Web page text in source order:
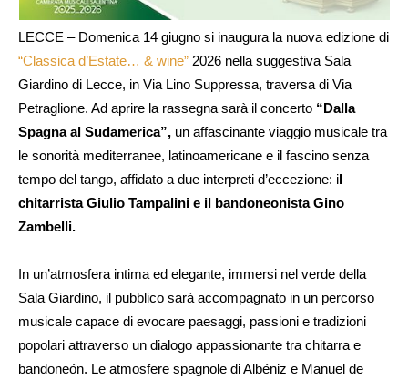
LECCE – Domenica 14 giugno si inaugura la nuova edizione di
“Classica d’Estate… & wine” 2026 nella suggestiva Sala
Giardino di Lecce, in Via Lino Suppressa, traversa di Via
Petraglione. Ad aprire la rassegna sarà il concerto “Dalla
Spagna al Sudamerica”, un affascinante viaggio musicale tra
le sonorità mediterranee, latinoamericane e il fascino senza
tempo del tango, affidato a due interpreti d’eccezione: il
chitarrista Giulio Tampalini e il bandoneonista Gino
Zambelli.
In un’atmosfera intima ed elegante, immersi nel verde della
Sala Giardino, il pubblico sarà accompagnato in un percorso
musicale capace di evocare paesaggi, passioni e tradizioni
popolari attraverso un dialogo appassionante tra chitarra e
bandoneón. Le atmosfere spagnole di Albéniz e Manuel de